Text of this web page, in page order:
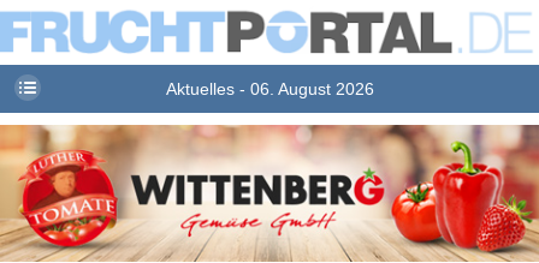
Aktuelles - 06. August 2026